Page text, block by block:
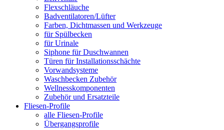
Flexschläuche
Badventilatoren/Lüfter
Farben, Dichtmassen und Werkzeuge
für Spülbecken
für Urinale
Siphone für Duschwannen
Türen für Installationsschächte
Vorwandsysteme
Waschbecken Zubehör
Wellnesskomponenten
Zubehör und Ersatzteile
Fliesen-Profile
alle Fliesen-Profile
Übergangsprofile